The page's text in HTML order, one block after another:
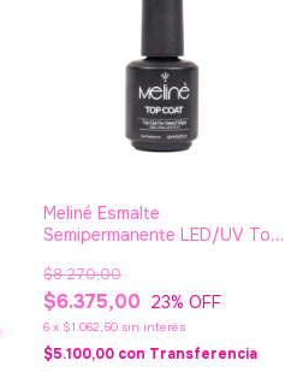
Meliné Esmalte
Semipermanente LED/UV Top
$6.375,00
$8.270,00
23% OFF
6 x $1.062,50 sin interés
$5.100,00 con Transferencia